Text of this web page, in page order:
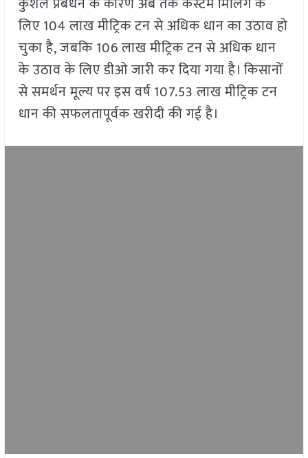
लिए 104 लाख मीट्रिक टन से अधिक धान का उठाव हो
चुका है, जबकि 106 लाख मीट्रिक टन से अधिक धान
के उठाव के लिए डीओ जारी कर दिया गया है। किसानों
से समर्थन मूल्य पर इस वर्ष 107.53 लाख मीट्रिक टन
धान की सफलतापूर्वक खरीदी की गई है।